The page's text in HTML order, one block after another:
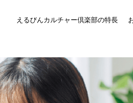
えるびんカルチャー倶楽部の特長